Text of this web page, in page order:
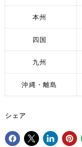
本州
四国
九州
沖縄・離島
シェア